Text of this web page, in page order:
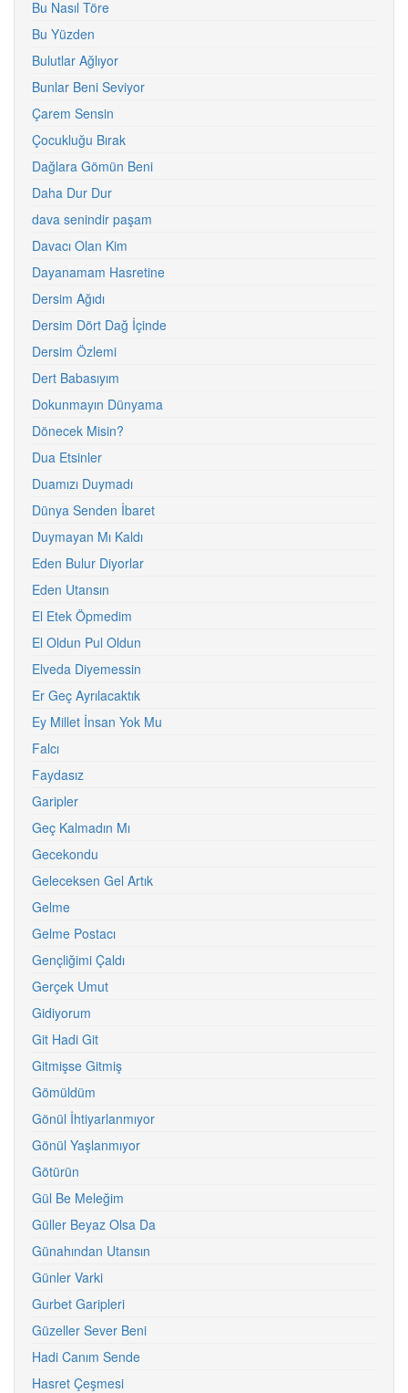
Bu Nasıl Töre
Bu Yüzden
Bulutlar Ağlıyor
Bunlar Beni Seviyor
Çarem Sensin
Çocukluğu Bırak
Dağlara Gömün Beni
Daha Dur Dur
dava senindir paşam
Davacı Olan Kim
Dayanamam Hasretine
Dersim Ağıdı
Dersim Dört Dağ İçinde
Dersim Özlemi
Dert Babasıyım
Dokunmayın Dünyama
Dönecek Misin?
Dua Etsinler
Duamızı Duymadı
Dünya Senden İbaret
Duymayan Mı Kaldı
Eden Bulur Diyorlar
Eden Utansın
El Etek Öpmedim
El Oldun Pul Oldun
Elveda Diyemessin
Er Geç Ayrılacaktık
Ey Millet İnsan Yok Mu
Falcı
Faydasız
Garipler
Geç Kalmadın Mı
Gecekondu
Geleceksen Gel Artık
Gelme
Gelme Postacı
Gençliğimi Çaldı
Gerçek Umut
Gidiyorum
Git Hadi Git
Gitmişse Gitmiş
Gömüldüm
Gönül İhtiyarlanmıyor
Gönül Yaşlanmıyor
Götürün
Gül Be Meleğim
Güller Beyaz Olsa Da
Günahından Utansın
Günler Varki
Gurbet Garipleri
Güzeller Sever Beni
Hadi Canım Sende
Hasret Çeşmesi